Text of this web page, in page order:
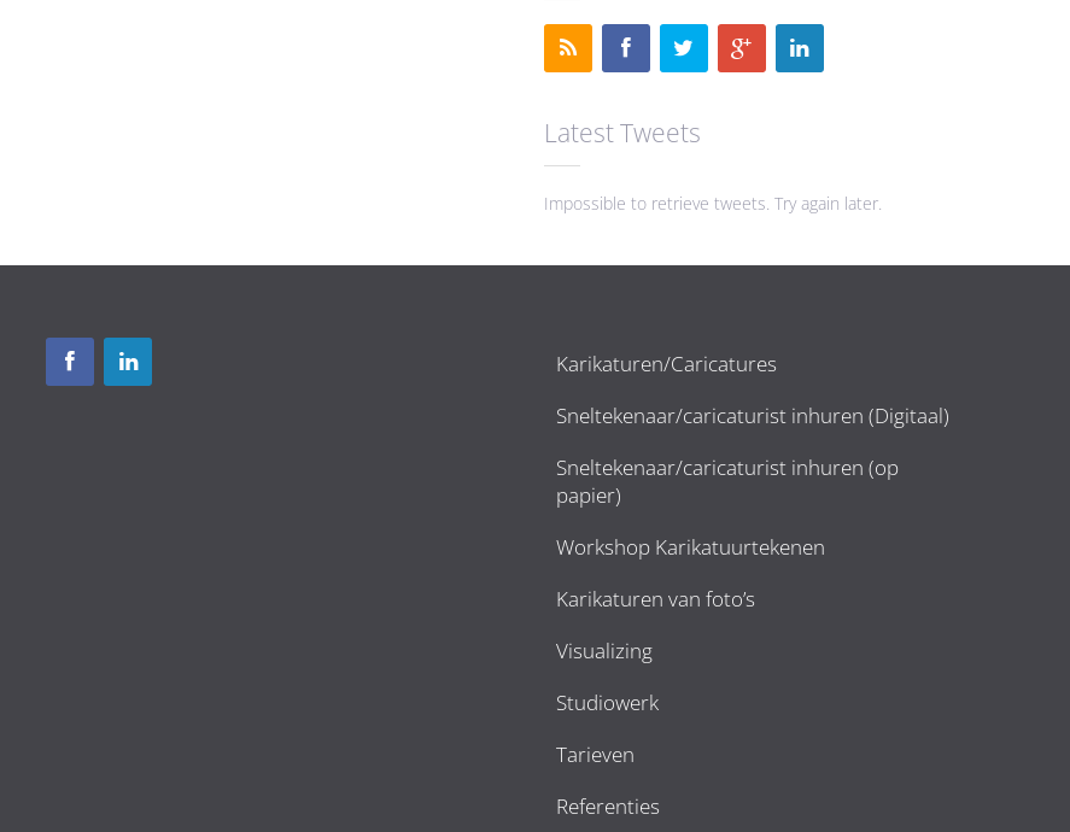
Latest Tweets
Impossible to retrieve tweets. Try again later.
Karikaturen/Caricatures
Sneltekenaar/caricaturist inhuren (Digitaal)
Sneltekenaar/caricaturist inhuren (op
papier)
Workshop Karikatuurtekenen
Karikaturen van foto’s
Visualizing
Studiowerk
Tarieven
Referenties